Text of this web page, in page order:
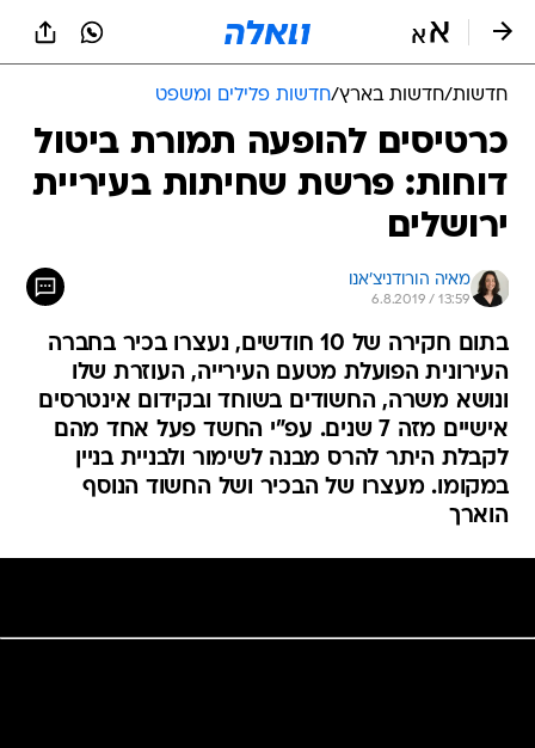
חדשות/חדשות בארץ/חדשות פלילים ומשפט
כרטיסים להופעה תמורת ביטול
דוחות: פרשת שחיתות בעיריית
ירושלים
מאיה הורודניצ'אנו
6.8.2019 / 13:59
בתום חקירה של 10 חודשים, נעצרו בכיר בחברה
העירונית הפועלת מטעם העירייה, העוזרת שלו
ונושא משרה, החשודים בשוחד ובקידום אינטרסים
אישיים מזה 7 שנים. עפ"י החשד פעל אחד מהם
לקבלת היתר להרס מבנה לשימור ולבניית בניין
במקומו. מעצרו של הבכיר ושל החשוד הנוסף
הוארך